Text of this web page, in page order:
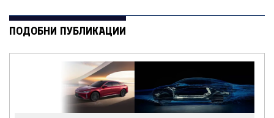
ПОДОБНИ ПУБЛИКАЦИИ